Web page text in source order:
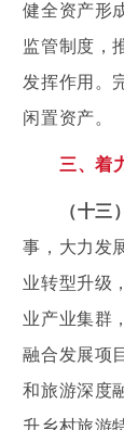
健全资产形
监管制度，
发挥作用。
闲置资产。
三、着
（十三
事，大力发
业转型升级
业产业集群
融合发展项
和旅游深度